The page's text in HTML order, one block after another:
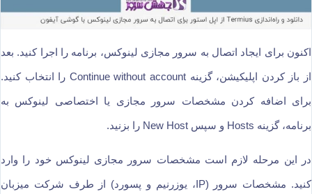
اکنون برای ایجاد اتصال به سرور مجازی لینوکس، برنامه را اجرا کنید. بعد
از باز کردن اپلیکیشن، گزینه Continue without account را انتخاب کنید.
برای اضافه کردن مشخصات سرور مجازی یا اختصاصی لینوکس به
برنامه، گزینه Hosts و سپس New Host را بزنید.
در این مرحله لازم است مشخصات سرور مجازی لینوکس خود را وارد
کنید. مشخصات سرور (IP، یوزرنیم و پسورد) از طرف شرکت میزبان